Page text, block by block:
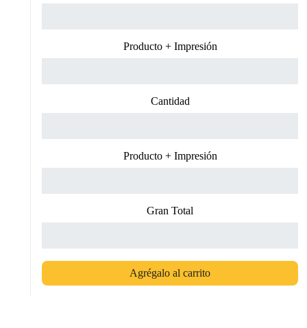
Producto + Impresión
Cantidad
Producto + Impresión
Gran Total
Agrégalo al carrito